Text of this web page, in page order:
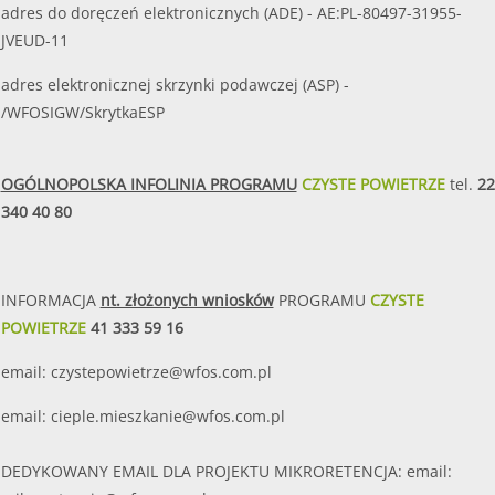
adres do doręczeń elektronicznych (ADE) - AE:PL-80497-31955-
JVEUD-11
adres elektronicznej skrzynki podawczej (ASP) -
/WFOSIGW/SkrytkaESP
OGÓLNOPOLSKA INFOLINIA PROGRAMUCZYSTE POWIETRZEtel. 22
340 40 80
INFORMACJA nt. złożonych wnioskówPROGRAMU CZYSTE
POWIETRZE41 333 59 16
email: czystepowietrze@wfos.com.pl
email: cieple.mieszkanie@wfos.com.pl
DEDYKOWANY EMAIL DLA PROJEKTU MIKRORETENCJA: email: